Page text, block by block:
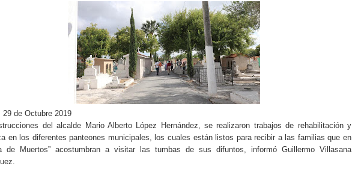
29 de Octubre 2019
del alcalde Mario Alberto López Hernández, se realizaron trabajos de rehabilitación y
en los diferentes panteones municipales, los cuales están listos para recibir a las familias que en
de Muertos” acostumbran a visitar las tumbas de sus difuntos, informó Guillermo Villasana